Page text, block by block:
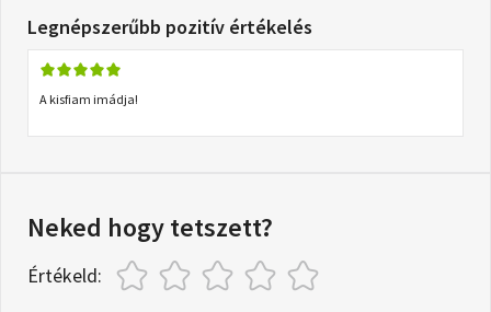
Legnépszerűbb pozitív értékelés
A kisfiam imádja!
Neked hogy tetszett?
Értékeld: